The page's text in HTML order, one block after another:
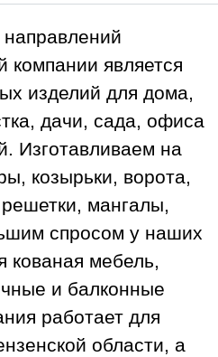
компании является
изделий для дома,
дачи, сада, офиса
Изготавливаем на
козырьки, ворота,
мангалы,
спросом у наших
кованая мебель,
и балконные
работает для
области, а